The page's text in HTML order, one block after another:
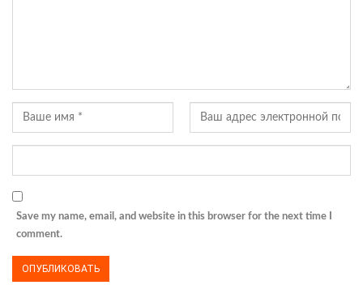
Save my name, email, and website in this browser for the next time I
comment.